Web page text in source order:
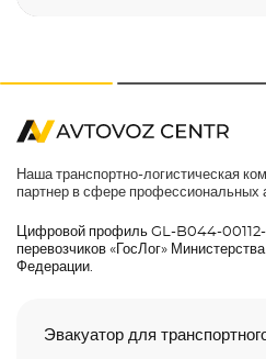
Наша транспортно-логистическая
партнер в сфере профессиональных
Цифровой профиль GL-B044-
перевозчиков «ГосЛог»
Федерации.
Эвакуатор для